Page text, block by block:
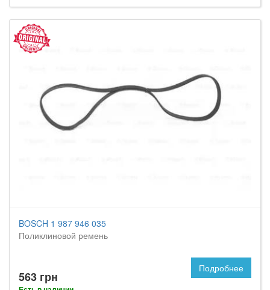
BOSCH 1 987 946 035
Поликлиновой ремень
563 грн
Подробнее